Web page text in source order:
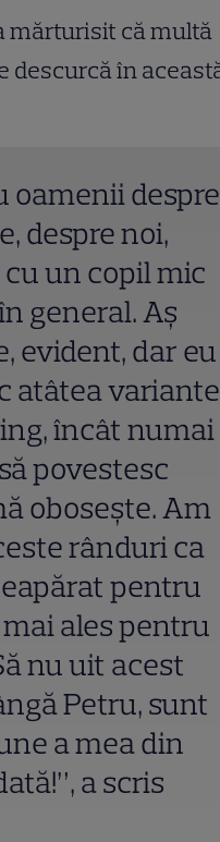
mărturisit că multă
descurcă în
oamenii despre
despre noi,
un copil mic
general. Aș
evident, dar eu
atâtea variante
încât numai
povestesc
obosește. Am
rânduri ca
pentru
ales pentru
nu uit acest
Petru, sunt
a mea din
a scris